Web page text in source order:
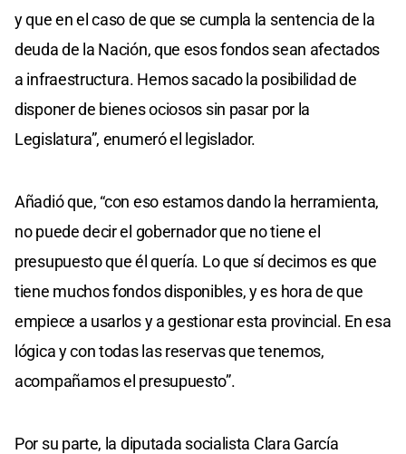
y que en el caso de que se cumpla la sentencia de la
deuda de la Nación, que esos fondos sean afectados
a infraestructura. Hemos sacado la posibilidad de
disponer de bienes ociosos sin pasar por la
Legislatura”, enumeró el legislador.
Añadió que, “con eso estamos dando la herramienta,
no puede decir el gobernador que no tiene el
presupuesto que él quería. Lo que sí decimos es que
tiene muchos fondos disponibles, y es hora de que
empiece a usarlos y a gestionar esta provincial. En esa
lógica y con todas las reservas que tenemos,
acompañamos el presupuesto”.
Por su parte, la diputada socialista Clara García